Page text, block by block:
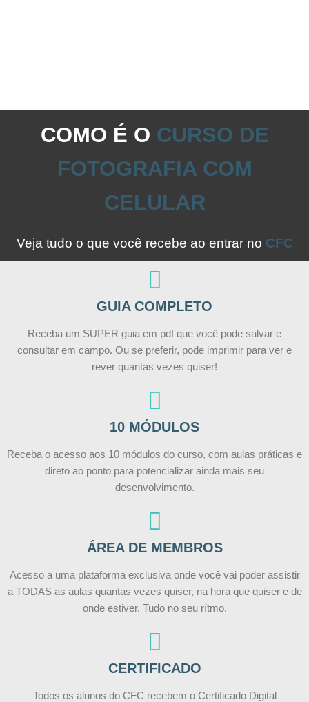
COMO É O CURSO DE
FOTOGRAFIA COM
CELULAR
Veja tudo o que você recebe ao entrar no CFC
GUIA COMPLETO
Receba um SUPER guia em pdf que você pode salvar e
consultar em campo. Ou se preferir, pode imprimir para ver e
rever quantas vezes quiser!
10 MÓDULOS
Receba o acesso aos 10 módulos do curso, com aulas práticas e
direto ao ponto para potencializar ainda mais seu
desenvolvimento.
ÁREA DE MEMBROS
Acesso a uma plataforma exclusiva onde você vai poder assistir
a TODAS as aulas quantas vezes quiser, na hora que quiser e de
onde estiver. Tudo no seu rítmo.
CERTIFICADO
Todos os alunos do CFC recebem o Certificado Digital